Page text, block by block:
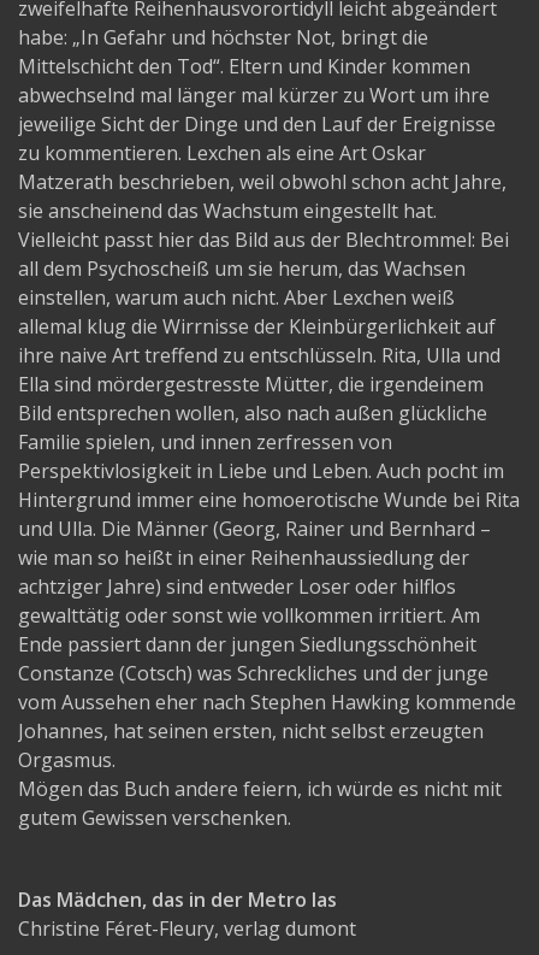
zweifelhafte Reihenhausvorortidyll leicht abgeändert
habe: „In Gefahr und höchster Not, bringt die
Mittelschicht den Tod“. Eltern und Kinder kommen
abwechselnd mal länger mal kürzer zu Wort um ihre
jeweilige Sicht der Dinge und den Lauf der Ereignisse
zu kommentieren. Lexchen als eine Art Oskar
Matzerath beschrieben, weil obwohl schon acht Jahre,
sie anscheinend das Wachstum eingestellt hat.
Vielleicht passt hier das Bild aus der Blechtrommel: Bei
all dem Psychoscheiß um sie herum, das Wachsen
einstellen, warum auch nicht. Aber Lexchen weiß
allemal klug die Wirrnisse der Kleinbürgerlichkeit auf
ihre naive Art treffend zu entschlüsseln. Rita, Ulla und
Ella sind mördergestresste Mütter, die irgendeinem
Bild entsprechen wollen, also nach außen glückliche
Familie spielen, und innen zerfressen von
Perspektivlosigkeit in Liebe und Leben. Auch pocht im
Hintergrund immer eine homoerotische Wunde bei Rita
und Ulla. Die Männer (Georg, Rainer und Bernhard –
wie man so heißt in einer Reihenhaussiedlung der
achtziger Jahre) sind entweder Loser oder hilflos
gewalttätig oder sonst wie vollkommen irritiert. Am
Ende passiert dann der jungen Siedlungsschönheit
Constanze (Cotsch) was Schreckliches und der junge
vom Aussehen eher nach Stephen Hawking kommende
Johannes, hat seinen ersten, nicht selbst erzeugten
Orgasmus.
Mögen das Buch andere feiern, ich würde es nicht mit
gutem Gewissen verschenken.
Das Mädchen, das in der Metro las
Christine Féret-Fleury, verlag dumont